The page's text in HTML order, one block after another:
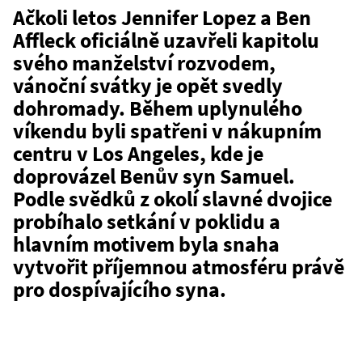
WhatsAppu
Ačkoli letos Jennifer Lopez a Ben
Affleck oficiálně uzavřeli kapitolu
svého manželství rozvodem,
vánoční svátky je opět svedly
dohromady. Během uplynulého
víkendu byli spatřeni v nákupním
centru v Los Angeles, kde je
doprovázel Benův syn Samuel.
Podle svědků z okolí slavné dvojice
probíhalo setkání v poklidu a
hlavním motivem byla snaha
vytvořit příjemnou atmosféru právě
pro dospívajícího syna.